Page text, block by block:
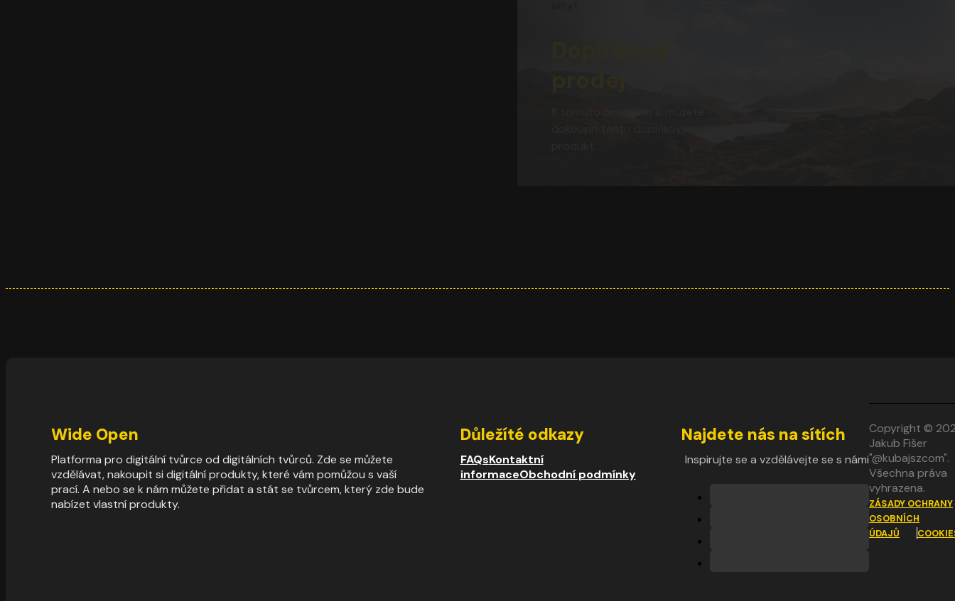
Wide Open
Platforma pro digitální tvůrce od digitálních tvůrců. Zde se můžete
vzdělávat, nakoupit si digitální produkty, které vám pomůžou s vaší
prací. A nebo se k nám můžete přidat a stát se tvůrcem, který zde bude
nabízet vlastní produkty.
Důležíté odkazy
FAQsKontaktní
informaceObchodní podmínky
Najdete nás na sítích
Inspirujte se a vzdělávejte se s námi
Copyright ©
Jakub Fišer
"@kubajszcom".
Všechna práva
vyhrazena.
ZÁSADY OCHRANY
OSOBNÍCH
ÚDAJŮ